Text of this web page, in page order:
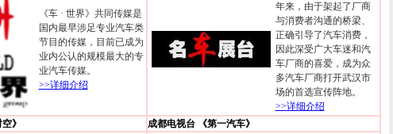
《车 · 世界》共同传媒是
国内最早涉足专业汽车类
节目的传媒，目前已成为
业内公认的规模最大的专
业汽车传媒。
>>详细介绍
年来，由于架起了厂商
与消费者沟通的桥梁、
正确引导了汽车消费，
因此深受广大车迷和汽
车厂商的喜爱，成为众
多汽车厂商打开武汉市
场的首选宣传阵地。
>>详细介绍
》
成都电视台 《第一汽车》